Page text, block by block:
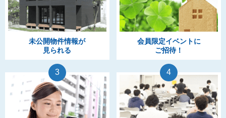
未公開物件情報が
見られる
会員限定イベントに
ご招待！
3 4